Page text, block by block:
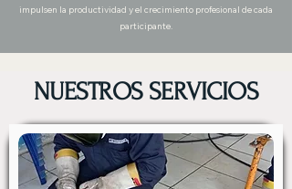
impulsen la productividad y el crecimiento profesional de cada
participante.
NUESTROS SERVICIOS